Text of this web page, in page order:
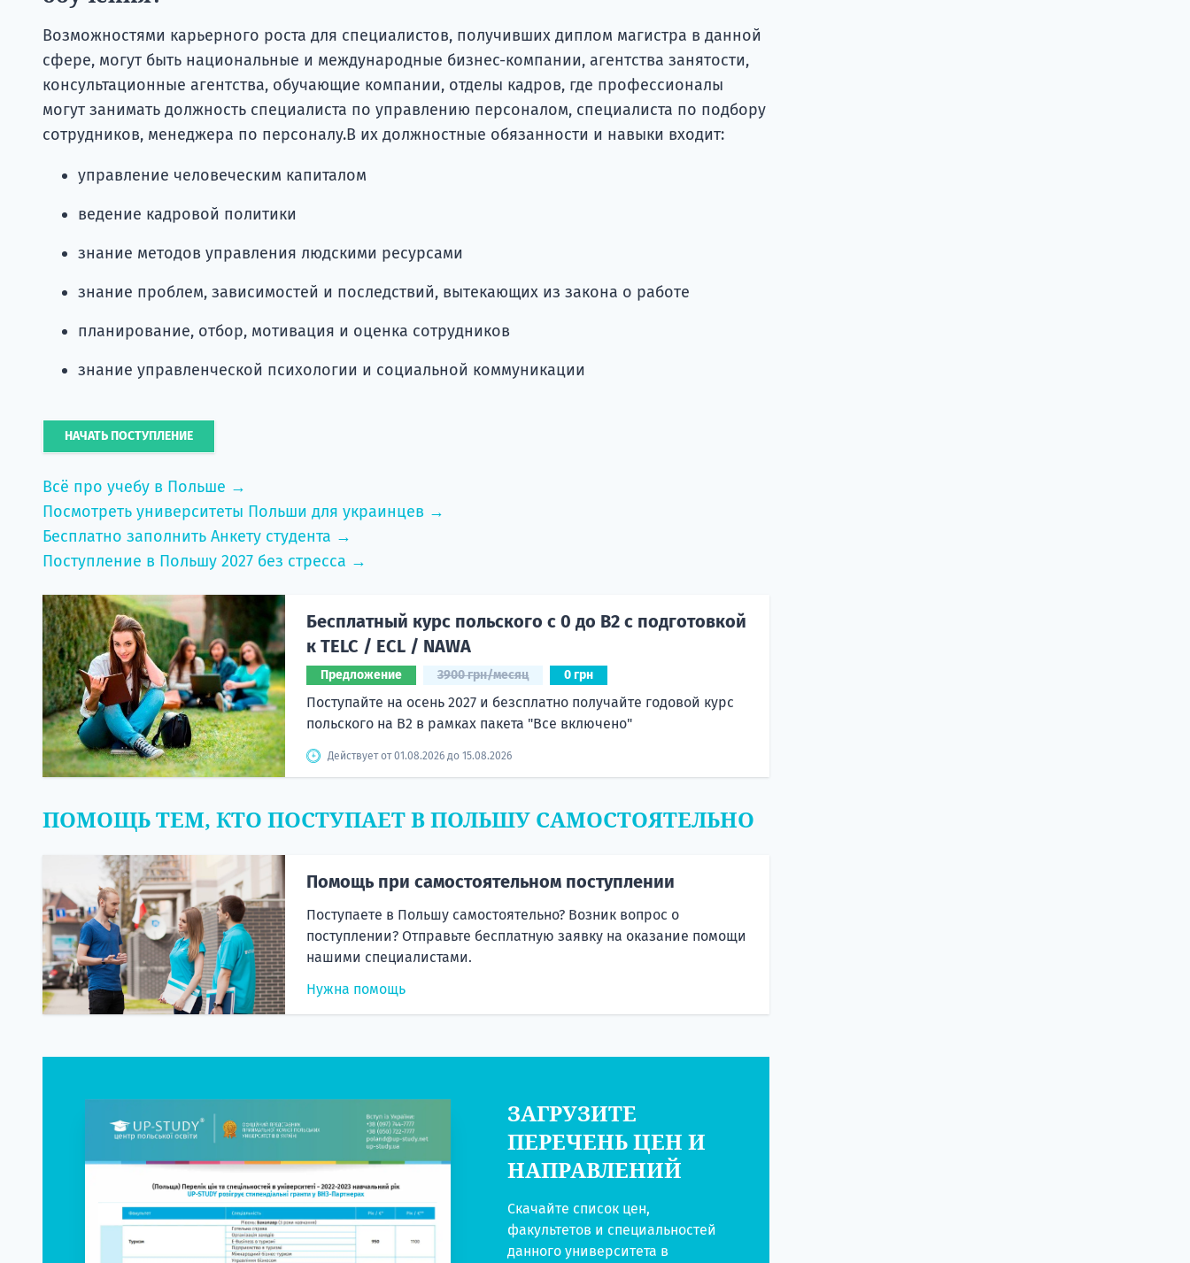
Возможностями карьерного роста для специалистов, получивших диплом магистра в данной
сфере, могут быть национальные и международные бизнес-компании, агентства занятости,
консультационные агентства, обучающие компании, отделы кадров, где профессионалы
могут занимать должность специалиста по управлению персоналом, специалиста по подбору
сотрудников, менеджера по персоналу.В их должностные обязанности и навыки входит:
управление человеческим капиталом
ведение кадровой политики
знание методов управления людскими ресурсами
знание проблем, зависимостей и последствий, вытекающих из закона о работе
планирование, отбор, мотивация и оценка сотрудников
знание управленческой психологии и социальной коммуникации
НАЧАТЬ ПОСТУПЛЕНИЕ
Всё про учебу в Польше →
Посмотреть университеты Польши для украинцев →
Бесплатно заполнить Анкету студента →
Поступление в Польшу 2027 без стресса →
Бесплатный курс польского с 0 до B2 с подготовкой
к TELC / ECL / NAWA
Предложение 3900 грн/месяц 0 грн
Поступайте на осень 2027 и безсплатно получайте годовой курс
польского на B2 в рамках пакета "Все включено"
Действует от 01.08.2026 до 15.08.2026
ПОМОЩЬ ТЕМ, КТО ПОСТУПАЕТ В ПОЛЬШУ САМОСТОЯТЕЛЬНО
Помощь при самостоятельном поступлении
Поступаете в Польшу самостоятельно? Возник вопрос о
поступлении? Отправьте бесплатную заявку на оказание помощи
нашими специалистами.
Нужна помощь
ЗАГРУЗИТЕ
ПЕРЕЧЕНЬ ЦЕН И
НАПРАВЛЕНИЙ
Скачайте список цен,
факультетов и специальностей
данного университета в